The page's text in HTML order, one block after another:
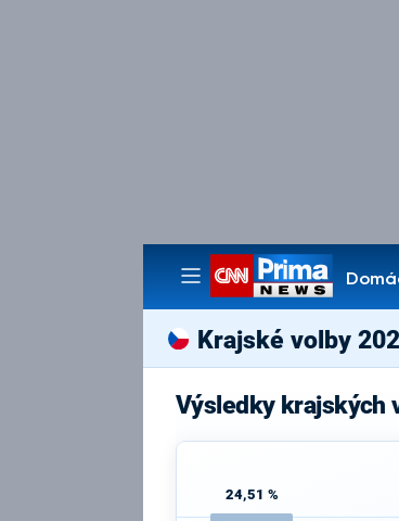
Krajské volby
Výsledky krajských
24,51 %